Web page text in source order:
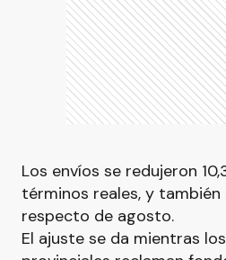
Los envíos se redujeron
términos reales, y
respecto de agosto.
El ajuste se da mientras